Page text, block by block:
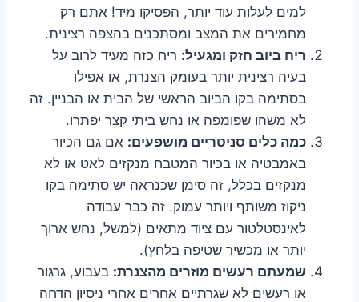
למים לעלות עוד יותר, הפסיקו מיד! אתם רק
מחמירים את המצב ומסתכנים בהצפה רצינית.
ריח ביוב חזק ומגעיל: ריח כזה מעיד לרוב על
בעיה רצינית יותר בעומק הצנרת, או אפילו
בסתימה בקו הביוב הראשי של הבית או הבניין. זה
לא משהו שפומפה או נחש ביתי קצר יפתרו.
כמה כלים סניטריים מושפעים: אם גם הכיור
באמבטיה או בכיור המטבח מנקזים לאט או לא
מנקזים בכלל, זה סימן שכנראה יש סתימה בקו
ניקוז משותף ויותר עמוק. זה כבר עבודה
לאינסטלטור עם ציוד מתאים (למשל, נחש ארוך
יותר או מכשיר שטיפה בלחץ).
שמעתם רעשים מוזרים מהצנרת: בעבוע, גרגור
או רעשים לא שגרתיים אחרים אחרי ניסיון הדחה